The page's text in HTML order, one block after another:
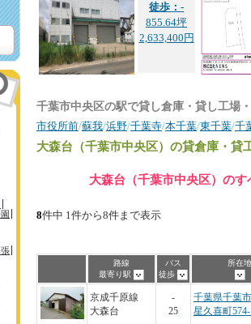
徒歩：-
855.64坪
2,633,400円
千葉市中央区の駅で貸し倉庫・貸し工場
市役所前/蘇我/浜野/千葉寺/本千葉/東千葉/千
大森台（千葉市中央区） の貸倉庫・貸
大森台（千葉市中央区）のす
8件中 1件から8件まで表示
路線
最寄り駅
バス
徒歩
所在地
京成千原線
大森台
-
25
千葉県千葉
星久喜町